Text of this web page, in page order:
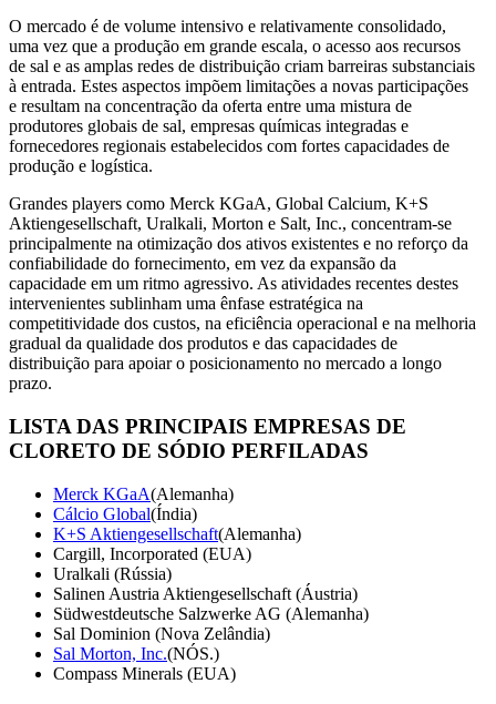
O mercado é de volume intensivo e relativamente consolidado,
uma vez que a produção em grande escala, o acesso aos recursos
de sal e as amplas redes de distribuição criam barreiras substanciais
à entrada. Estes aspectos impõem limitações a novas participações
e resultam na concentração da oferta entre uma mistura de
produtores globais de sal, empresas químicas integradas e
fornecedores regionais estabelecidos com fortes capacidades de
produção e logística.
Grandes players como Merck KGaA, Global Calcium, K+S
Aktiengesellschaft, Uralkali, Morton e Salt, Inc., concentram-se
principalmente na otimização dos ativos existentes e no reforço da
confiabilidade do fornecimento, em vez da expansão da
capacidade em um ritmo agressivo. As atividades recentes destes
intervenientes sublinham uma ênfase estratégica na
competitividade dos custos, na eficiência operacional e na melhoria
gradual da qualidade dos produtos e das capacidades de
distribuição para apoiar o posicionamento no mercado a longo
prazo.
LISTA DAS PRINCIPAIS EMPRESAS DE
CLORETO DE SÓDIO PERFILADAS
Merck KGaA(Alemanha)
Cálcio Global(Índia)
K+S Aktiengesellschaft(Alemanha)
Cargill, Incorporated (EUA)
Uralkali (Rússia)
Salinen Austria Aktiengesellschaft (Áustria)
Südwestdeutsche Salzwerke AG (Alemanha)
Sal Dominion (Nova Zelândia)
Sal Morton, Inc.(NÓS.)
Compass Minerals (EUA)